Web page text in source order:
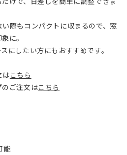
際もコンパクトに収まるので、窓
に。
にしたい方にもおすすめです。
はこちら
ご注文はこちら
能